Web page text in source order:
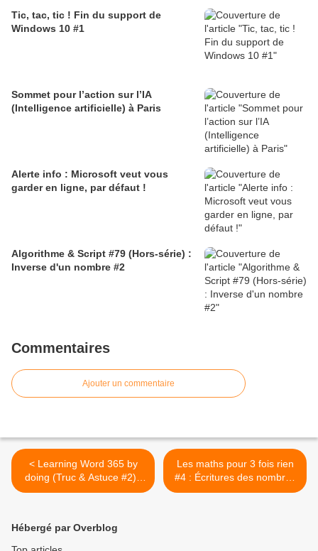
Tic, tac, tic ! Fin du support de
Windows 10 #1
Sommet pour l’action sur l’IA
(Intelligence artificielle) à Paris
Alerte info : Microsoft veut vous
garder en ligne, par défaut !
Algorithme & Script #79 (Hors-série) :
Inverse d'un nombre #2
Commentaires
Ajouter un commentaire
< Learning Word 365 by
doing (Truc & Astuce #2) :
Activez la commande
Les maths pour 3 fois rien
#4 : Écritures des nombres
entiers >
Hébergé par Overblog